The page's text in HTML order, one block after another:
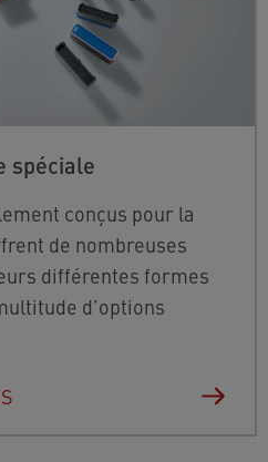
spéciale
conçus pour la
de nombreuses
différentes formes
d’options